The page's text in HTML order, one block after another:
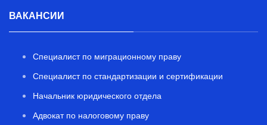
ВАКАНСИИ
Специалист по миграционному праву
Специалист по стандартизации и сертификации
Начальник юридического отдела
Адвокат по налоговому праву